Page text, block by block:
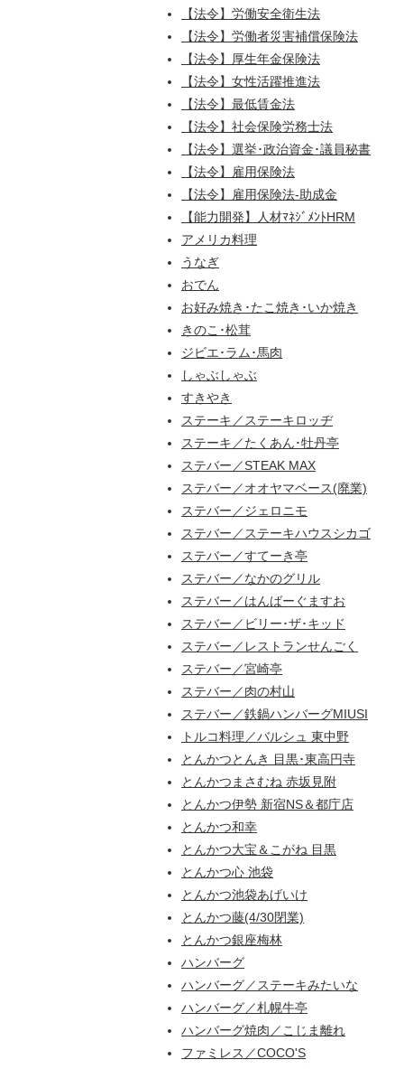
【法令】労働安全衛生法
【法令】労働者災害補償保険法
【法令】厚生年金保険法
【法令】女性活躍推進法
【法令】最低賃金法
【法令】社会保険労務士法
【法令】選挙･政治資金･議員秘書
【法令】雇用保険法
【法令】雇用保険法-助成金
【能力開発】人材ﾏﾈｼﾞﾒﾝﾄHRM
アメリカ料理
うなぎ
おでん
お好み焼き･たこ焼き･いか焼き
きのこ･松茸
ジビエ･ラム･馬肉
しゃぶしゃぶ
すきやき
ステーキ／ステーキロッヂ
ステーキ／たくあん･牡丹亭
ステバー／STEAK MAX
ステバー／オオヤマベース(廃業)
ステバー／ジェロニモ
ステバー／ステーキハウスシカゴ
ステバー／すてーき亭
ステバー／なかのグリル
ステバー／はんばーぐますお
ステバー／ビリー･ザ･キッド
ステバー／レストランせんごく
ステバー／宮崎亭
ステバー／肉の村山
ステバー／鉄鍋ハンバーグMIUSI
トルコ料理／バルシュ 東中野
とんかつとんき 目黒･東高円寺
とんかつまさむね 赤坂見附
とんかつ伊勢 新宿NS＆都庁店
とんかつ和幸
とんかつ大宝＆こがね 目黒
とんかつ心 池袋
とんかつ池袋あげいけ
とんかつ藤(4/30閉業)
とんかつ銀座梅林
ハンバーグ
ハンバーグ／ステーキみたいな
ハンバーグ／札幌牛亭
ハンバーグ焼肉／こじま離れ
ファミレス／COCO'S